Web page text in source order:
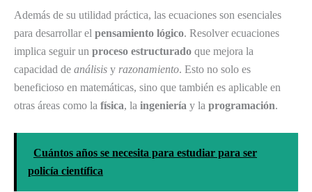
Además de su utilidad práctica, las ecuaciones son esenciales
para desarrollar el pensamiento lógico. Resolver ecuaciones
implica seguir un proceso estructurado que mejora la
capacidad de análisis y razonamiento. Esto no solo es
beneficioso en matemáticas, sino que también es aplicable en
otras áreas como la física, la ingeniería y la programación.
Cuántos años se necesita para estudiar para ser
policía científica